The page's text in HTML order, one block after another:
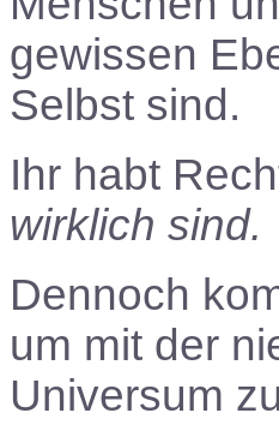
gewissen
Selbst sind.
Ihr habt
wirklich sind.
Dennoch
um mit der
Universum